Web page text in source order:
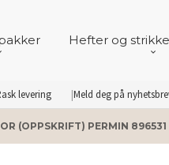
levering Meld deg på
Hefter og
(OPPSKRIFT) PERMIN 896531